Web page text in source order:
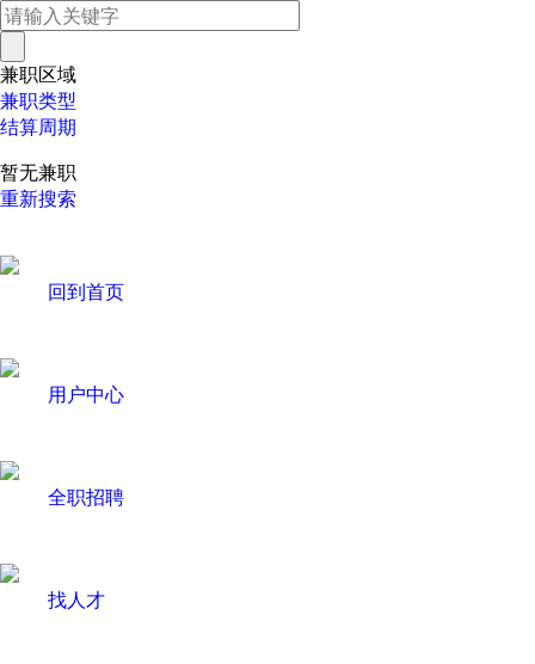
兼职区域
兼职类型
结算周期
暂无兼职
重新搜索
回到首页
用户中心
全职招聘
找人才